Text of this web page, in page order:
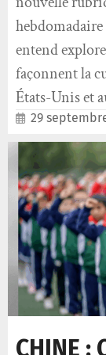
entend
façonnent la
États-Unis et
29
CHINE